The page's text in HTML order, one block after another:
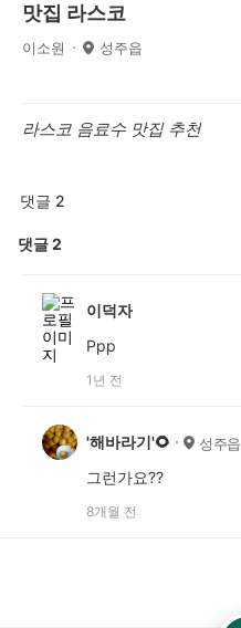
맛집 라스코
이소원 성주읍
라스코 음료수 맛집 추천
댓글 2
댓글2
이덕자
Ppp
1년 전
'해바라기'🌻 성주읍
그런가요??
8개월 전